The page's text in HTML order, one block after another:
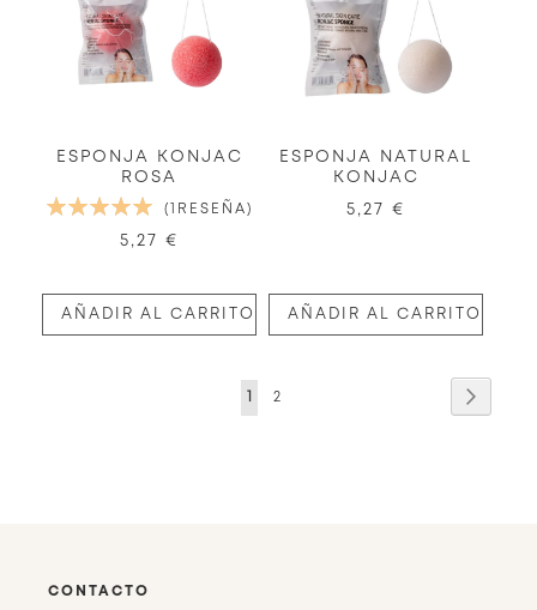
ESPONJA KONJAC
ROSA
VALORACIÓN:RESEÑA
5,27 €
AÑADIR AL CARRITO
ESPONJA NATURAL
KONJAC
5,27 €
AÑADIR AL CARRITO
Página
Actualmente
Página
2
CONTACTO